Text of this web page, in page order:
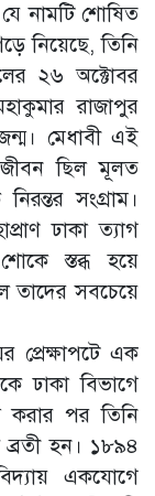
নামটি শোষিত
নিয়েছে, তিনি
২৬ অক্টোবর
রাজাপুর
মেধাবী এই
জীবন ছিল মূলত
সংগ্রাম।
ঢাকা ত্যাগ
স্তব্ধ হয়ে
তাদের সবচেয়ে
প্রেক্ষাপটে এক
ঢাকা বিভাগে
করার পর তিনি
ব্রতী হন। ১৮৯৪
একযোগে